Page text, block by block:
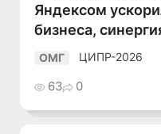
Яндексом
бизнеса,
ОМГ ЦИПР-2026
63 0